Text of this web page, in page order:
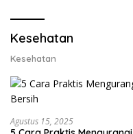
Kesehatan
Kesehatan
Agustus 15, 2025